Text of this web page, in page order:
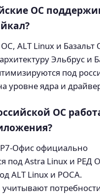
ОС
ALT Linux и Базальт
Эльбрус и
под
уровне ядра и
ОС
Офис официально
под Astra Linux и РЕД
ALT Linux и РОСА.